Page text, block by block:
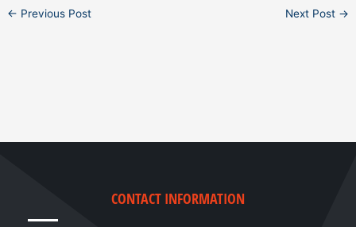
← Previous Post Next Post →
CONTACT INFORMATION